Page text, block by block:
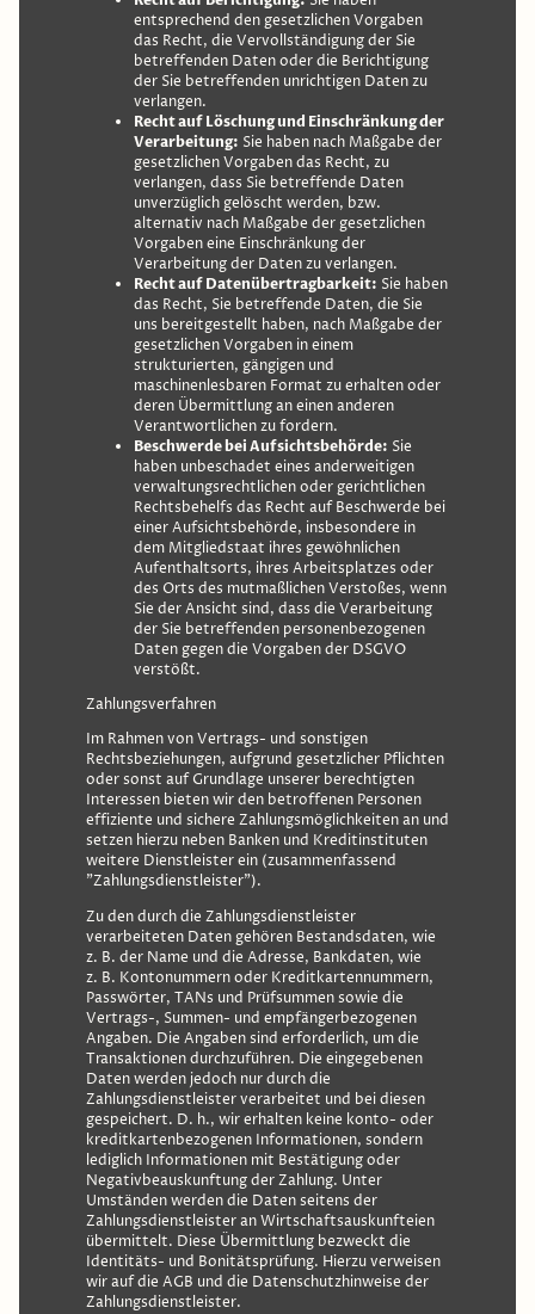
entsprechend den gesetzlichen Vorgaben
das Recht, die Vervollständigung der Sie
betreffenden Daten oder die Berichtigung
der Sie betreffenden unrichtigen Daten zu
verlangen.
Recht auf Löschung und Einschränkung der
Verarbeitung: Sie haben nach Maßgabe der
gesetzlichen Vorgaben das Recht, zu
verlangen, dass Sie betreffende Daten
unverzüglich gelöscht werden, bzw.
alternativ nach Maßgabe der gesetzlichen
Vorgaben eine Einschränkung der
Verarbeitung der Daten zu verlangen.
Recht auf Datenübertragbarkeit: Sie haben
das Recht, Sie betreffende Daten, die Sie
uns bereitgestellt haben, nach Maßgabe der
gesetzlichen Vorgaben in einem
strukturierten, gängigen und
maschinenlesbaren Format zu erhalten oder
deren Übermittlung an einen anderen
Verantwortlichen zu fordern.
Beschwerde bei Aufsichtsbehörde: Sie
haben unbeschadet eines anderweitigen
verwaltungsrechtlichen oder gerichtlichen
Rechtsbehelfs das Recht auf Beschwerde bei
einer Aufsichtsbehörde, insbesondere in
dem Mitgliedstaat ihres gewöhnlichen
Aufenthaltsorts, ihres Arbeitsplatzes oder
des Orts des mutmaßlichen Verstoßes, wenn
Sie der Ansicht sind, dass die Verarbeitung
der Sie betreffenden personenbezogenen
Daten gegen die Vorgaben der DSGVO
verstößt.
Zahlungsverfahren
Im Rahmen von Vertrags- und sonstigen
Rechtsbeziehungen, aufgrund gesetzlicher Pflichten
oder sonst auf Grundlage unserer berechtigten
Interessen bieten wir den betroffenen Personen
effiziente und sichere Zahlungsmöglichkeiten an und
setzen hierzu neben Banken und Kreditinstituten
weitere Dienstleister ein (zusammenfassend
"Zahlungsdienstleister").
Zu den durch die Zahlungsdienstleister
verarbeiteten Daten gehören Bestandsdaten, wie
z. B. der Name und die Adresse, Bankdaten, wie
z. B. Kontonummern oder Kreditkartennummern,
Passwörter, TANs und Prüfsummen sowie die
Vertrags-, Summen- und empfängerbezogenen
Angaben. Die Angaben sind erforderlich, um die
Transaktionen durchzuführen. Die eingegebenen
Daten werden jedoch nur durch die
Zahlungsdienstleister verarbeitet und bei diesen
gespeichert. D. h., wir erhalten keine konto- oder
kreditkartenbezogenen Informationen, sondern
lediglich Informationen mit Bestätigung oder
Negativbeauskunftung der Zahlung. Unter
Umständen werden die Daten seitens der
Zahlungsdienstleister an Wirtschaftsauskunfteien
übermittelt. Diese Übermittlung bezweckt die
Identitäts- und Bonitätsprüfung. Hierzu verweisen
wir auf die AGB und die Datenschutzhinweise der
Zahlungsdienstleister.